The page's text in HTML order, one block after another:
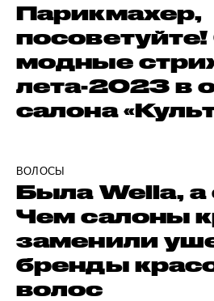
Парикмахер,
модные
лета-2023 в
салона
ВОЛОСЫ
Была Wella, а
Чем салоны
заменили
бренды
волос